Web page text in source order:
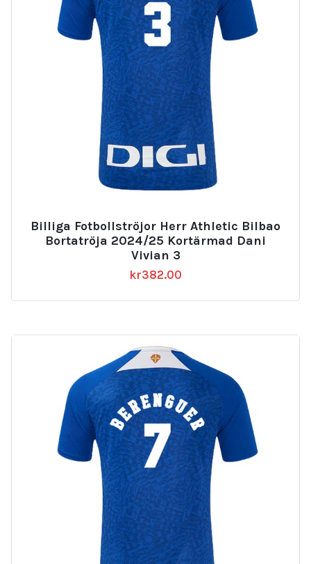
Billiga Fotbollströjor Herr Athletic Bilbao
Bortatröja 2024/25 Kortärmad Dani
Vivian 3
kr382.00